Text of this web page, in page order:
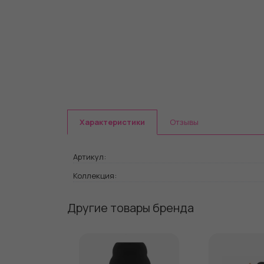
Характеристики Отзывы
Артикул:
Коллекция:
Другие товары бренда